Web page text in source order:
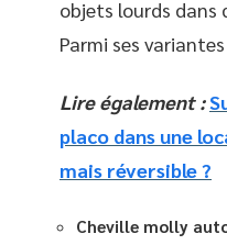
objets lourds dans
Parmi ses variantes
Lire également :
placo dans une
mais réversible ?
Cheville molly